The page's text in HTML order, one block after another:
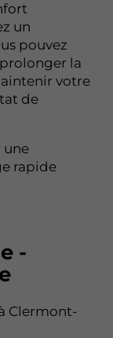
un
pouvez
la
votre
de
une
rapide
-
Clermont-